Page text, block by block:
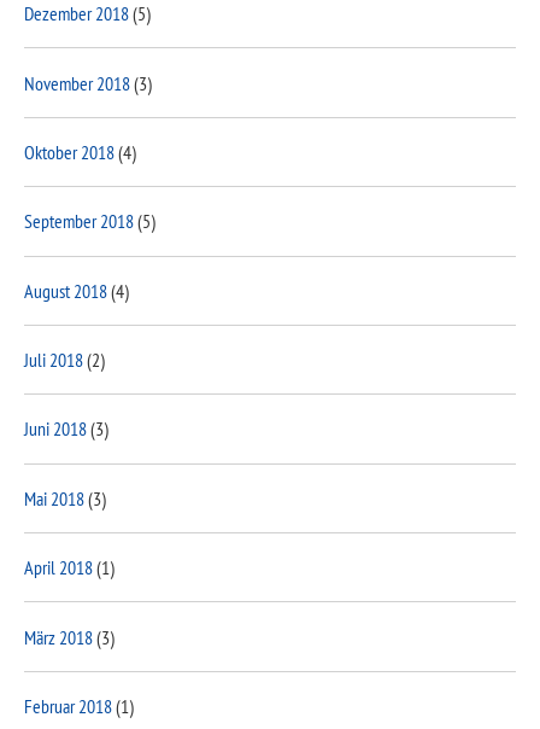
Dezember 2018(5)
November 2018(3)
Oktober 2018(4)
September 2018(5)
August 2018(4)
Juli 2018(2)
Juni 2018(3)
Mai 2018(3)
April 2018(1)
März 2018(3)
Februar 2018(1)